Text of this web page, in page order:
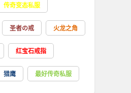
传奇变态私服
圣者の戒 火龙之角
红宝石戒指
猎鹰 最好传奇私服